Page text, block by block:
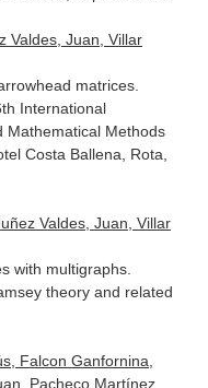
Valdes, Juan, Villar
matrices.
International
Mathematical Methods
Costa Ballena, Rota,
Valdes, Juan, Villar
with multigraphs.
theory and related
Falcon Ganfornina,
Pacheco Martínez,